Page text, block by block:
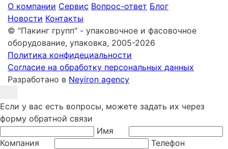
О компании Сервис Вопрос-ответ Блог
Новости Контакты
© "Пакинг групп" - упаковочное и фасовочное
оборудование, упаковка, 2005-2026
Политика конфидециальности
Согласие на обработку персональных данных
Разработано в Neyiron agency
Если у вас есть вопросы, можете задать их через
форму обратной связи
Имя
Компания
Телефон